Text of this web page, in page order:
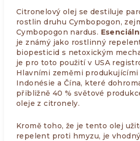
Citronelový olej se destiluje
rostlin druhu Cymbopogon,
Cymbopogon nardus.
je známý jako rostlinný
biopesticid s netoxickým
je pro toto použití v USA
Hlavními zeměmi
Indonésie a Čína, které
přibližně 40 % světové
oleje z citronely.
Kromě toho, že je tento olej
repelent proti hmyzu, je